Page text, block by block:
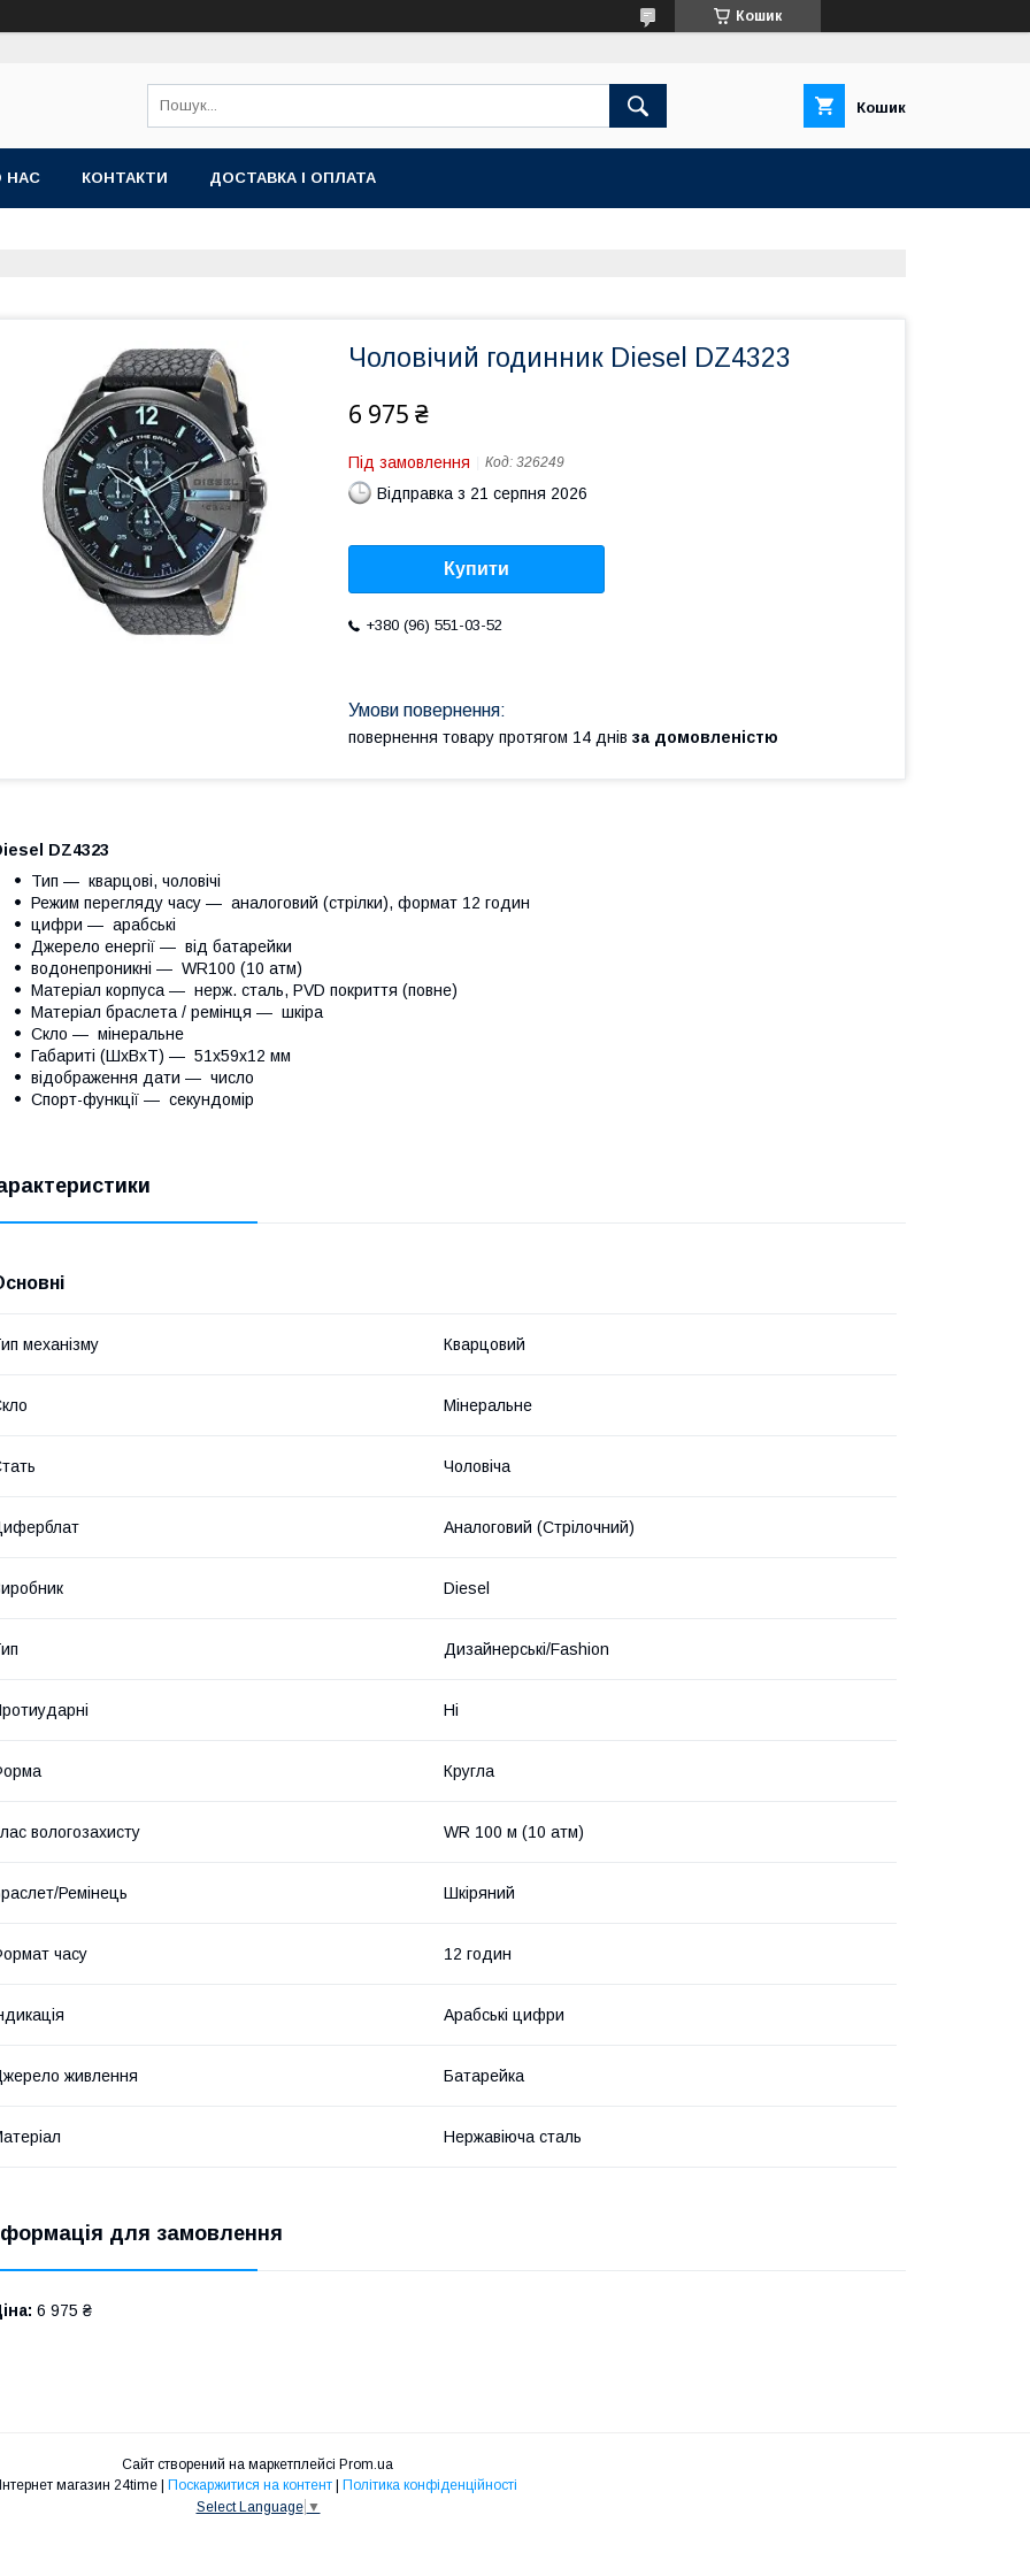
Кошик
Кошик
НАС КОНТАКТИ ДОСТАВКА І ОПЛАТА
Чоловічий годинник Diesel DZ4323
6 975 ₴
Під замовлення Код: 326249
Відправка з 21 серпня 2026
Купити
+380 (96) 551-03-52
повернення товару протягом 14 днів за домовленістю
DZ4323
Тип — кварцові, чоловічі
Режим перегляду часу ― аналоговий (стрілки), формат 12 годин
цифри — арабські
Джерело енергії ― від батарейки
водонепроникні ― WR100 (10 атм)
Матеріал корпуса ― нерж. сталь, PVD покриття (повне)
Матеріал браслета / ремінця ― шкіра
Скло ― мінеральне
Габариті (ШхВхТ) — 51x59x12 мм
відображення дати ― число
Спорт-функції ― секундомір
механізму Кварцовий
Мінеральне
Чоловіча
Аналоговий (Стрілочний)
Diesel
Дизайнерські/Fashion
Ні
Кругла
вологозахисту WR 100 м (10 атм)
Ремінець Шкіряний
часу 12 годин
Арабські цифри
живлення Батарейка
Нержавіюча сталь
для замовлення
6 975 ₴
Сайт створений на маркетплейсі Prom.ua
Інтернет магазин 24time | Поскаржитися на контент | Політика конфіденційності
Select Language ▼